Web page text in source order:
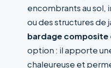
encombrants au sol,
ou des structures de
bardage composite
option : il apporte
chaleureuse et